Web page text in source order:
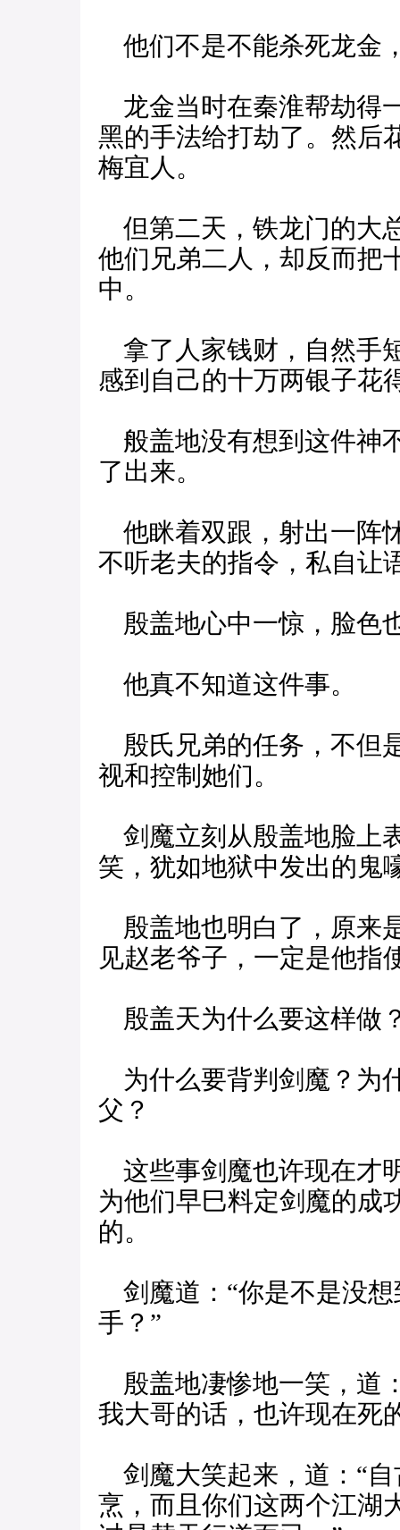
他们不是不能杀死龙金
龙金当时在秦淮帮劫得
黑的手法给打劫了。然后
梅宜人。
但第二天，铁龙门的大
他们兄弟二人，却反而把
中。
拿了人家钱财，自然手
感到自己的十万两银子花
般盖地没有想到这件神
了出来。
他眯着双跟，射出一阵
不听老夫的指令，私自让
殷盖地心中一惊，脸色
他真不知道这件事。
殷氏兄弟的任务，不但
视和控制她们。
剑魔立刻从殷盖地脸上
笑，犹如地狱中发出的鬼
殷盖地也明白了，原来
见赵老爷子，一定是他指
殷盖天为什么要这样做
为什么要背判剑魔？为
父？
这些事剑魔也许现在才
为他们早巳料定剑魔的成
的。
剑魔道：“你是不是没
手？”
殷盖地凄惨地一笑，道
我大哥的话，也许现在死
剑魔大笑起来，道：“
烹，而且你们这两个江湖